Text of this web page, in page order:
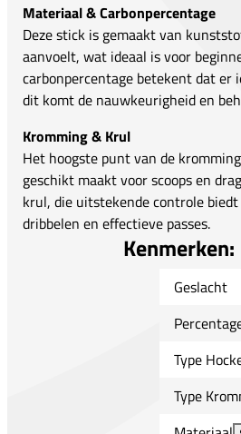
Materiaal & Carbonpercentage
Deze stick is gemaakt van
aanvoelt, wat ideaal is voor
carbonpercentage betekent dat er
dit komt de nauwkeurigheid en
Kromming & Krul
Het hoogste punt van de
geschikt maakt voor scoops en
krul, die uitstekende controle
dribbelen en effectieve passes.
Kenmerken:
Geslacht
Type
Type